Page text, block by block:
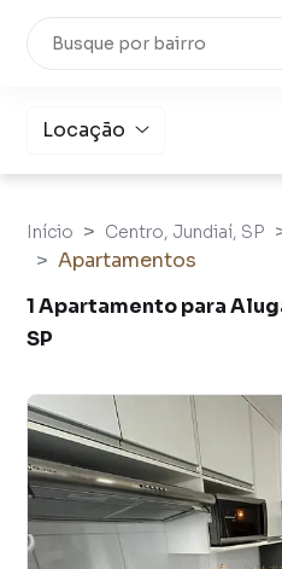
Locação
Início Centro, Jundiaí, SP
Apartamentos
1 Apartamento para
SP